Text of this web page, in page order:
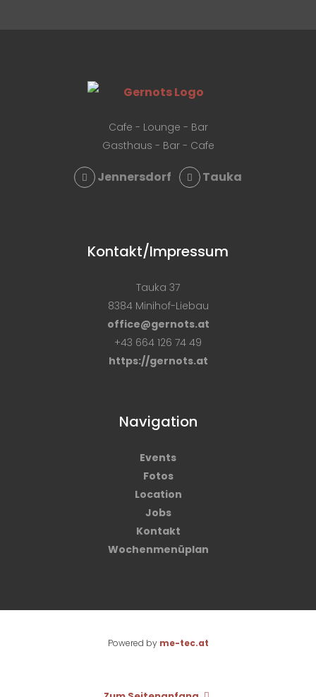
Cafe - Lounge - Bar
Gasthaus - Bar - Cafe
Jennersdorf Tauka
Kontakt/Impressum
Tauka 37
8384 Minihof-Liebau
office@gernots.at
+43 664 126 74 49
https://gernots.at
Navigation
Events
Fotos
Location
Jobs
Kontakt
Wochenmenüplan
Powered by me-tec.at